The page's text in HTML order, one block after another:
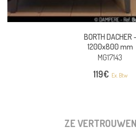
BORTH DACHER -
1200x800 mm
MG17143
119€ Ex. Btw
ZE